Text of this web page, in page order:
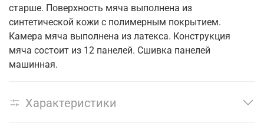
старше. Поверхность мяча выполнена из
синтетической кожи с полимерным покрытием.
Камера мяча выполнена из латекса. Конструкция
мяча состоит из 12 панелей. Сшивка панелей
машинная.
Характеристики